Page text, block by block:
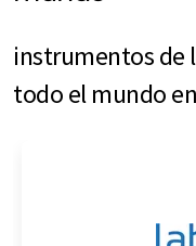
instrumentos de
todo el mundo